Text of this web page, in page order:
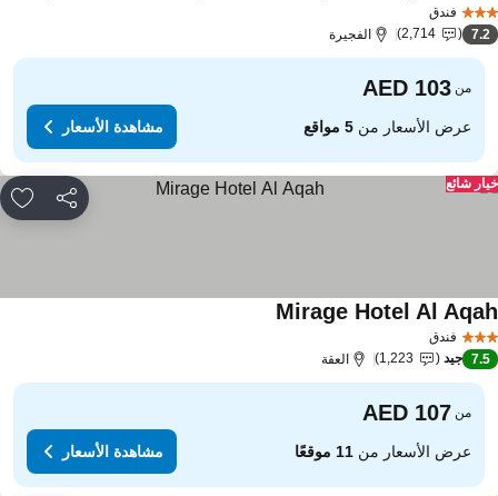
فندق
7.2
2,714 الفجيرة
من
عرض الأسعار من5 مواقع مشاهدة الأسعار
مشاركة
شائع
فندق
Mirage Hotel Al
7.5 جيد 1,223 العقة
من
عرض الأسعار من11 موقعًا مشاهدة الأسعار